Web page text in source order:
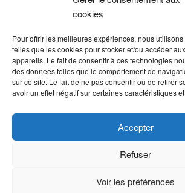
cookies
Pour offrir les meilleures expériences, nous
telles que les cookies pour stocker et/ou accéder
appareils. Le fait de consentir à ces technologies
des données telles que le comportement de
sur ce site. Le fait de ne pas consentir ou de retirer
avoir un effet négatif sur certaines caractéristiques
Accepter
Refuser
Voir les préférences
Les fleurs préférées des Français
Combien de fois arroser un cactus ?
Quelles fleurs offrir pour la fête des mères ?
Idées de décoration avec fleurs séchées